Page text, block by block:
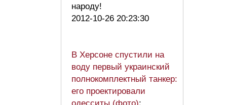
народу!
2012-10-26 20:23:30
В Херсоне спустили на
воду первый украинский
полнокомплектный танкер:
его проектировали